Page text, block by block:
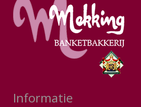
Informatie